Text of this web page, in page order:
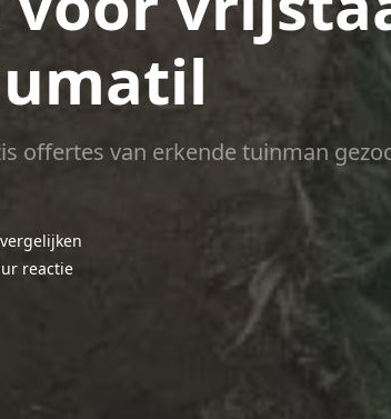
offertes van erkende tuinman
reactie